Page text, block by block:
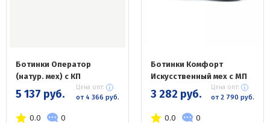
Ботинки Оператор
(натур. мех) с КП
5 137 руб. Цена опт:
от 4 366 руб.
0.0 0
Ботинки Комфорт
Искусственный мех с МП
3 282 руб. Цена опт:
от 2 790 руб.
0.0 0